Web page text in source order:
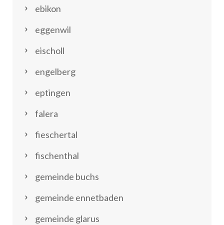
ebikon
eggenwil
eischoll
engelberg
eptingen
falera
fieschertal
fischenthal
gemeinde buchs
gemeinde ennetbaden
gemeinde glarus